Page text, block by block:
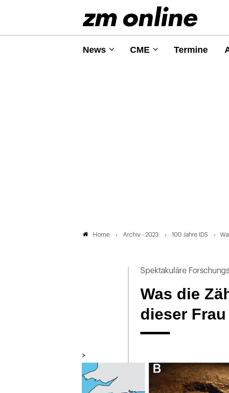
News CME Termine
Home Archiv - 2023 100 Jahre IDS
Spektakuläre
Was die
dieser
>